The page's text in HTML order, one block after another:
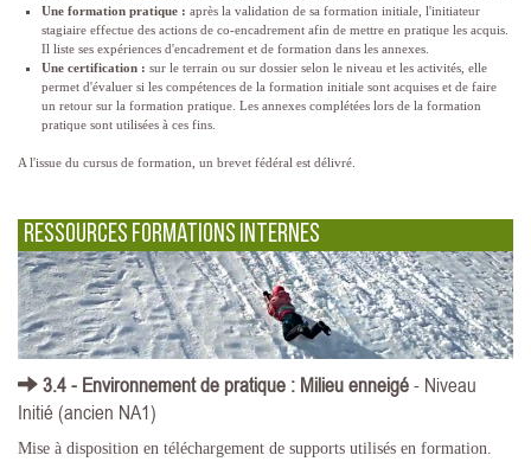
Une formation pratique : après la validation de sa formation initiale, l'initiateur
stagiaire effectue des actions de co-encadrement afin de mettre en pratique les acquis.
Il liste ses expériences d'encadrement et de formation dans les annexes.
Une certification : sur le terrain ou sur dossier selon le niveau et les activités, elle
permet d'évaluer si les compétences de la formation initiale sont acquises et de faire
un retour sur la formation pratique. Les annexes complétées lors de la formation
pratique sont utilisées à ces fins.
A l'issue du cursus de formation, un brevet fédéral est délivré.
Ressources Formations Internes
3.4 - Environnement de pratique : Milieu enneigé- Niveau
Initié (ancien NA1)
Mise à disposition en téléchargement de supports utilisés en formation.